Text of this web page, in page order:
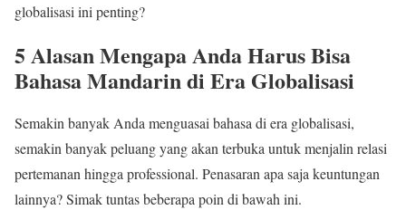
globalisasi ini penting?
5 Alasan Mengapa Anda Harus Bisa
Bahasa Mandarin di Era Globalisasi
Semakin banyak Anda menguasai bahasa di era globalisasi,
semakin banyak peluang yang akan terbuka untuk menjalin relasi
pertemanan hingga professional. Penasaran apa saja keuntungan
lainnya? Simak tuntas beberapa poin di bawah ini.